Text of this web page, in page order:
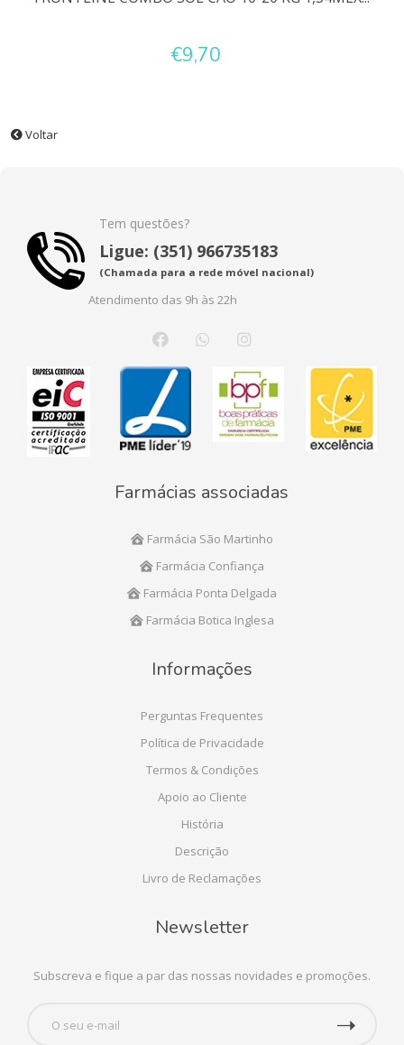
€9,70
Voltar
Tem questões?
Ligue: (351) 966735183
(Chamada para a rede móvel nacional)
Atendimento das 9h às 22h
Farmácias associadas
Farmácia São Martinho
Farmácia Confiança
Farmácia Ponta Delgada
Farmácia Botica Inglesa
Informações
Perguntas Frequentes
Política de Privacidade
Termos & Condições
Apoio ao Cliente
História
Descrição
Livro de Reclamações
Newsletter
Subscreva e fique a par das nossas novidades e promoções.